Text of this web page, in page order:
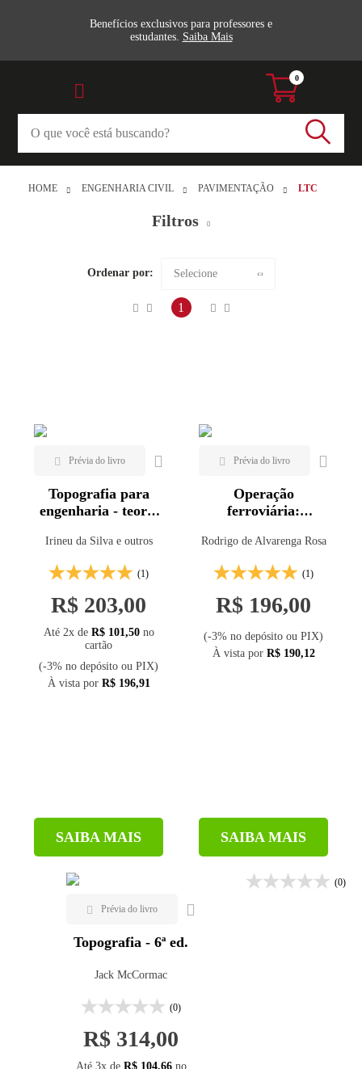
Benefícios exclusivos para professores e
estudantes. Saiba Mais
0
HOME ENGENHARIA CIVIL PAVIMENTAÇÃO LTC
Filtros
Pavimentação (5)Ordenar por: Selecione
Maior preço
1
Topografia para
engenharia - teoria
geomática - 2ª ed.
Irineu da Silva e outros
(1)
R$ 203,00
Até 2x de R$ 101,50no
cartão
(-3% no depósito ou PIX)
À vista por R$ 196,91
SAIBA MAIS
Operação
ferroviária:
dimensionamento e
acompanhamento
Rodrigo de Alvarenga Rosa
(1)
R$ 196,00
(-3% no depósito ou PIX)
À vista por R$ 190,12
SAIBA MAIS
Topografia - 6ª ed.
Jack McCormac
(0)
R$ 314,00
Até 3x de R$ 104,66no
(0)